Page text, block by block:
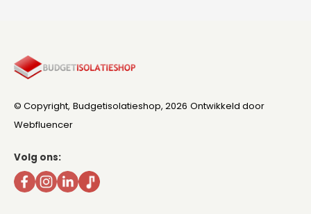
© Copyright, Budgetisolatieshop, 2026 Ontwikkeld door
Webfluencer
Volg ons: